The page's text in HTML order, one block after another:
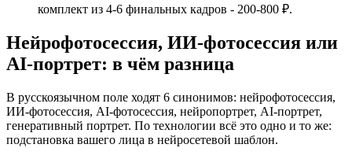
комплект из 4-6 финальных кадров - 200-800 ₽.
Нейрофотосессия, ИИ-фотосессия или
AI-портрет: в чём разница
В русскоязычном поле ходят 6 синонимов: нейрофотосессия,
ИИ-фотосессия, AI-фотосессия, нейропортрет, AI-портрет,
генеративный портрет. По технологии всё это одно и то же:
подстановка вашего лица в нейросетевой шаблон.